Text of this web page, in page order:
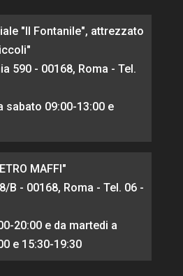
"Il Fontanile", attrezzato
590 - 00168, Roma - Tel.
sabato 09:00-13:00 e
MAFFI"
B - 00168, Roma - Tel. 06 -
20:00 e da martedi a
e 15:30-19:30